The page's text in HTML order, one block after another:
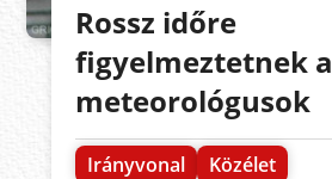
Rossz időre
figyelmeztetnek a
meteorológusok
Irányvonal
Közélet